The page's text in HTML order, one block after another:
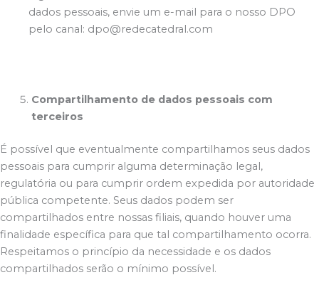
dados pessoais, envie um e-mail para o nosso DPO
pelo canal: dpo@redecatedral.com
Compartilhamento de dados pessoais com
terceiros
É possível que eventualmente compartilhamos seus dados
pessoais para cumprir alguma determinação legal,
regulatória ou para cumprir ordem expedida por autoridade
pública competente. Seus dados podem ser
compartilhados entre nossas filiais, quando houver uma
finalidade específica para que tal compartilhamento ocorra.
Respeitamos o princípio da necessidade e os dados
compartilhados serão o mínimo possível.